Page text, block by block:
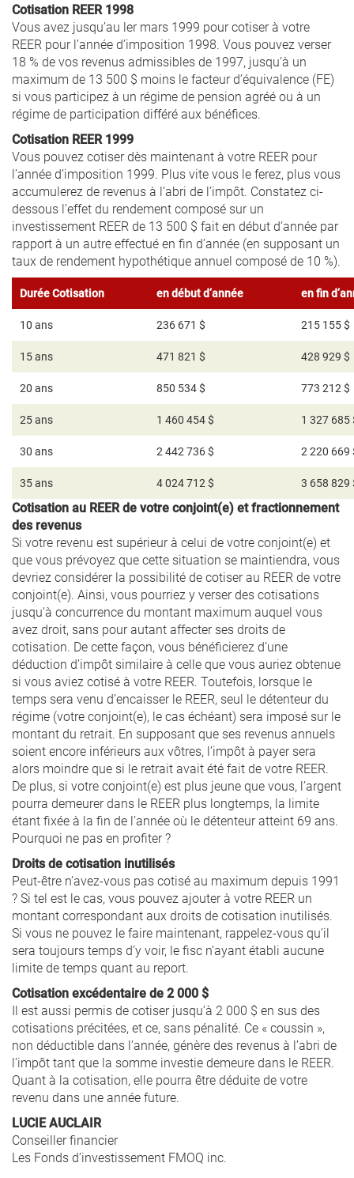
Cotisation REER 1998
Vous avez jusqu’au ler mars 1999 pour cotiser à votre
REER pour l’année d’imposition 1998. Vous pouvez verser
18 % de vos revenus admissibles de 1997, jusqu’à un
maximum de 13 500 $ moins le facteur d’équivalence (FE)
si vous participez à un régime de pension agréé ou à un
régime de participation différé aux bénéfices.
Cotisation REER 1999
Vous pouvez cotiser dès maintenant à votre REER pour
l’année d’imposition 1999. Plus vite vous le ferez, plus vous
accumulerez de revenus à l’abri de l’impôt. Constatez ci-
dessous l’effet du rendement composé sur un
investissement REER de 13 500 $ fait en début d’année par
rapport à un autre effectué en fin d’année (en supposant un
taux de rendement hypothétique annuel composé de 10 %).
Durée Cotisation en début d’année en fin
10 ans 236 671 $ 215 155 $
15 ans 471 821 $ 428 929 $
20 ans 850 534 $ 773 212 $
25 ans 1 460 454 $ 1 327 685
30 ans 2 442 736 $ 2 220 669
35 ans 4 024 712 $ 3 658 829
Cotisation au REER de votre conjoint(e) et fractionnement
des revenus
Si votre revenu est supérieur à celui de votre conjoint(e) et
que vous prévoyez que cette situation se maintiendra, vous
devriez considérer la possibilité de cotiser au REER de votre
conjoint(e). Ainsi, vous pourriez y verser des cotisations
jusqu’à concurrence du montant maximum auquel vous
avez droit, sans pour autant affecter ses droits de
cotisation. De cette façon, vous bénéficierez d’une
déduction d’impôt similaire à celle que vous auriez obtenue
si vous aviez cotisé à votre REER. Toutefois, lorsque le
temps sera venu d’encaisser le REER, seul le détenteur du
régime (votre conjoint(e), le cas échéant) sera imposé sur le
montant du retrait. En supposant que ses revenus annuels
soient encore inférieurs aux vôtres, l’impôt à payer sera
alors moindre que si le retrait avait été fait de votre REER.
De plus, si votre conjoint(e) est plus jeune que vous, l’argent
pourra demeurer dans le REER plus longtemps, la limite
étant fixée à la fin de l’année où le détenteur atteint 69 ans.
Pourquoi ne pas en profiter ?
Droits de cotisation inutilisés
Peut-être n’avez-vous pas cotisé au maximum depuis 1991
? Si tel est le cas, vous pouvez ajouter à votre REER un
montant correspondant aux droits de cotisation inutilisés.
Si vous ne pouvez le faire maintenant, rappelez-vous qu’il
sera toujours temps d’y voir, le fisc n’ayant établi aucune
limite de temps quant au report.
Cotisation excédentaire de 2 000 $
Il est aussi permis de cotiser jusqu’à 2 000 $ en sus des
cotisations précitées, et ce, sans pénalité. Ce « coussin »,
non déductible dans l’année, génère des revenus à l’abri de
l’impôt tant que la somme investie demeure dans le REER.
Quant à la cotisation, elle pourra être déduite de votre
revenu dans une année future.
LUCIE AUCLAIR
Conseiller financier
Les Fonds d’investissement FMOQ inc.